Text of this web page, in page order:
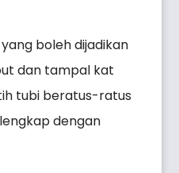
boleh dijadikan
dan tampal kat
tubi beratus-ratus
dengan